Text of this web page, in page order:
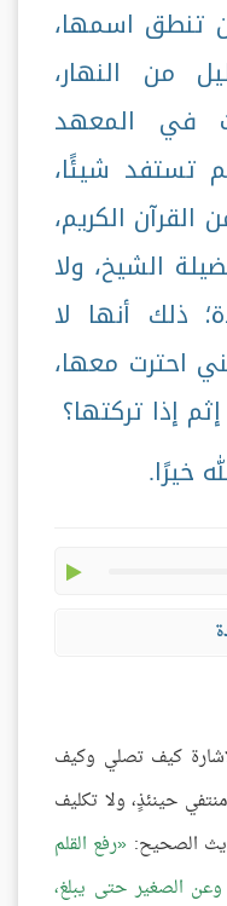
تنطق اسمها،
من النهار،
في المعهد
تستفد شيئًا،
الكريم،
الشيخ، ولا
ذلك أنها لا
احترت معها،
إذا تركتها؟
خيرًا.
كيف تصلي وكيف
حينئذٍ، ولا تكليف
الصحيح: رفع القلم
الصغير حتى يبلغ،